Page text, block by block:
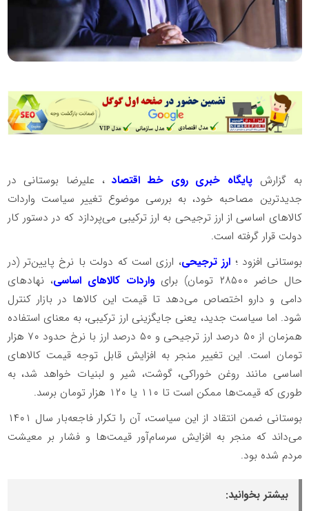
به گزارش پایگاه خبری روی خط اقتصاد، علیرضا بوستانی در
جدیدترین مصاحبه خود، به بررسی موضوع تغییر سیاست واردات
کالاهای اساسی از ارز ترجیحی به ارز ترکیبی می‌پردازد که در دستور کار
دولت قرار گرفته است.
بوستانی افزود ؛ ارز ترجیحی، ارزی است که دولت با نرخ پایین‌تر (در
حال حاضر ۲۸۵۰۰ تومان) برای
واردات کالاهای اساسی، نهادهای
دامی و دارو اختصاص می‌دهد تا قیمت این کالاها در بازار کنترل
شود. اما سیاست جدید، یعنی جایگزینی ارز ترکیبی، به معنای استفاده
همزمان از ۵۰ درصد ارز ترجیحی و ۵۰ درصد ارز با نرخ حدود ۷۰ هزار
تومان است. این تغییر منجر به افزایش قابل توجه قیمت کالاهای
اساسی مانند روغن خوراکی، گوشت، شیر و لبنیات خواهد شد، به
طوری که قیمت‌ها ممکن است تا ۱۱۰ یا ۱۲۰ هزار تومان برسد.
بوستانی ضمن انتقاد از این سیاست، آن را تکرار فاجعه‌بار سال ۱۴۰۱
می‌داند که منجر به افزایش سرسام‌آور قیمت‌ها و فشار بر معیشت
مردم شده بود.
بیشتر بخوانید: